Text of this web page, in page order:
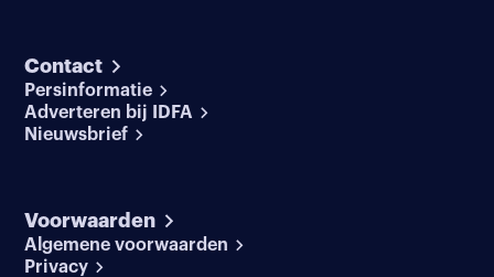
Contact
Persinformatie
Adverteren bij IDFA
Nieuwsbrief
Voorwaarden
Algemene voorwaarden
Privacy